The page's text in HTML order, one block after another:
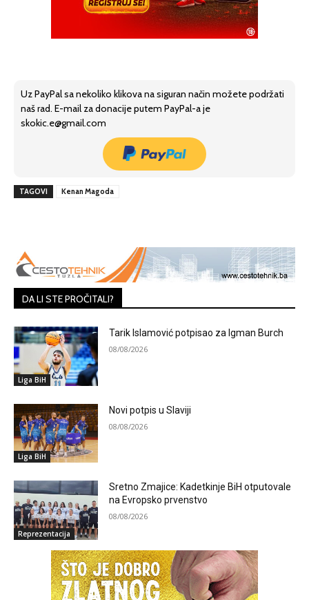
Uz PayPal sa nekoliko klikova na siguran način možete podržati
naš rad. E-mail za donacije putem PayPal-a je
skokic.e@gmail.com
TAGOVI Kenan Magoda
DA LI STE PROČITALI?
Liga BiH
Tarik Islamović potpisao za Igman Burch
08/08/2026
Liga BiH
Novi potpis u Slaviji
08/08/2026
Reprezentacija
Sretno Zmajice: Kadetkinje BiH otputovale
na Evropsko prvenstvo
08/08/2026